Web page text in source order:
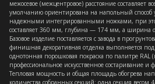
межосевое (межцентровое) расстояние составляет
умолчанию ориентирована на напольный способ
надежными интегрированными ножками, при
составляет 360 мм, глубина — 174 мм, а ширина
Базовое изделие поставляется с завода в
финишная декоративная отделка выполняется
однотонная порошковая покраска по палитре RAL
профессиональное искусственное состаривание и
Тепловая мощность и общая площадь обогрева
количества собранных секций: одна секция